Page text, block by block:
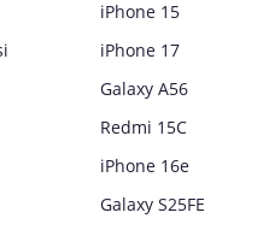
iPhone 15
iPhone 17
Galaxy A56
Redmi 15C
iPhone 16e
Galaxy S25FE